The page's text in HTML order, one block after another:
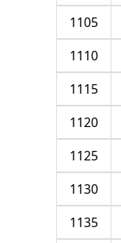
1105
1110
1115
1120
1125
1130
1135